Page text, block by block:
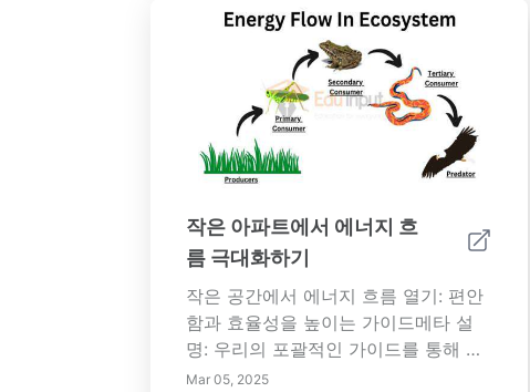
고객 경험과 만족도를 높이는 감각 참
여 기술까지 모든 것을 다룹니다. 매력
적인 분위기를 조성하는 데 있어 거울
과 조명의 중요성을 발견하고 브랜드
아이덴티티를 높일 수 있는 풍수의 실
제 응용을 배워보세요. 고객을 매료시
키고 지속적인 충성도를 촉진하도록 설
징 기술로 매력적인 감각 경험에 빠져
보세요. 고객을 효과적으로 유치하고
판매 잠재력을 극대화하도록 소매 환경
을 변모시키십시오.
작은 아파트에서 에너지 흐
름 극대화하기
작은 공간에서 에너지 흐름 열기: 편안
함과 효율성을 높이는 가이드메타 설
명: 우리의 포괄적인 가이드를 통해 작
은 아파트에서 에너지 흐름을 최적화하
Mar 05, 2025